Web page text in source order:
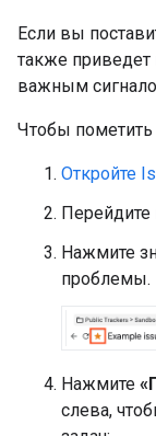
Если вы
также приведет
важным
Чтобы пометить
Откройте
Нажмите
проблемы.
Нажмите
слева,